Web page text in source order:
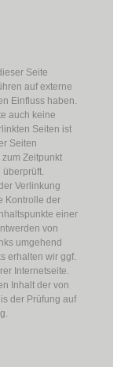
Seite
auf externe
Einfluss haben.
auch keine
Seiten ist
Seiten
Zeitpunkt
Verlinkung
Kontrolle der
einer
von
umgehend
erhalten wir ggf.
Internetseite.
Inhalt der von
der Prüfung auf